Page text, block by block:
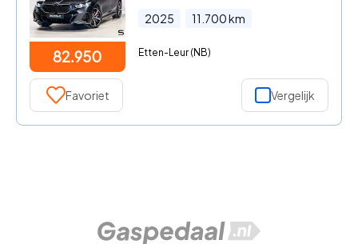
82.950
2025 11.700km
Etten-Leur (NB)
Favoriet Vergelijk